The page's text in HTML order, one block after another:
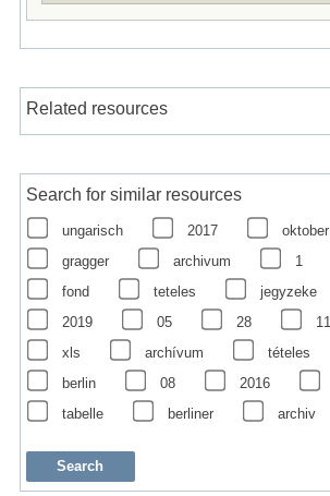
Related resources
Search for similar resources
ungarisch 2017 oktober
gragger
archivum 1
fond
teteles jegyzeke
2019
05 28 11
xls
archívum tételes
berlin
08 2016
tabelle
berliner archiv